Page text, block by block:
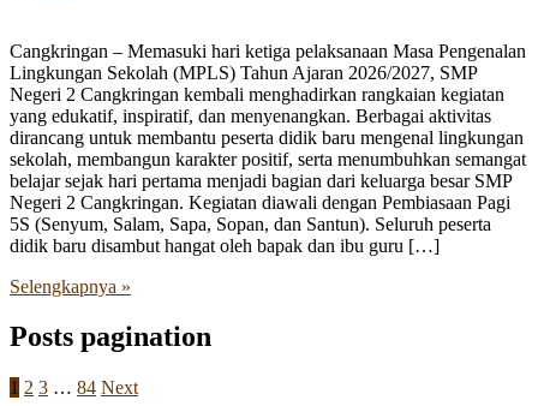
Cangkringan – Memasuki hari ketiga pelaksanaan Masa Pengenalan
Lingkungan Sekolah (MPLS) Tahun Ajaran 2026/2027, SMP
Negeri 2 Cangkringan kembali menghadirkan rangkaian kegiatan
yang edukatif, inspiratif, dan menyenangkan. Berbagai aktivitas
dirancang untuk membantu peserta didik baru mengenal lingkungan
sekolah, membangun karakter positif, serta menumbuhkan semangat
belajar sejak hari pertama menjadi bagian dari keluarga besar SMP
Negeri 2 Cangkringan. Kegiatan diawali dengan Pembiasaan Pagi
5S (Senyum, Salam, Sapa, Sopan, dan Santun). Seluruh peserta
didik baru disambut hangat oleh bapak dan ibu guru […]
Selengkapnya »
Posts pagination
1 2 3 … 84 Next